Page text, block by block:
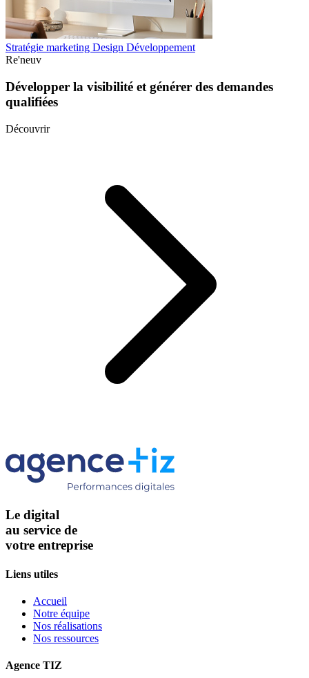
Stratégie marketing Design Développement
Re'neuv
Développer la visibilité et générer des demandes
qualifiées
Découvrir
Le digital
au service de
votre entreprise
Liens utiles
Accueil
Notre équipe
Nos réalisations
Nos ressources
Agence TIZ